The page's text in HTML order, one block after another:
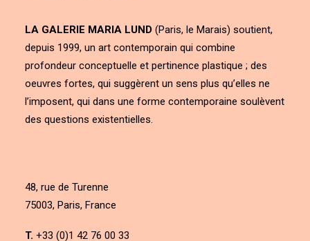
LA GALERIE MARIA LUND (Paris, le Marais) soutient,
depuis 1999, un art contemporain qui combine
profondeur conceptuelle et pertinence plastique ; des
oeuvres fortes, qui suggèrent un sens plus qu’elles ne
l’imposent, qui dans une forme contemporaine soulèvent
des questions existentielles.
48, rue de Turenne
75003, Paris, France
T. +33 (0)1 42 76 00 33